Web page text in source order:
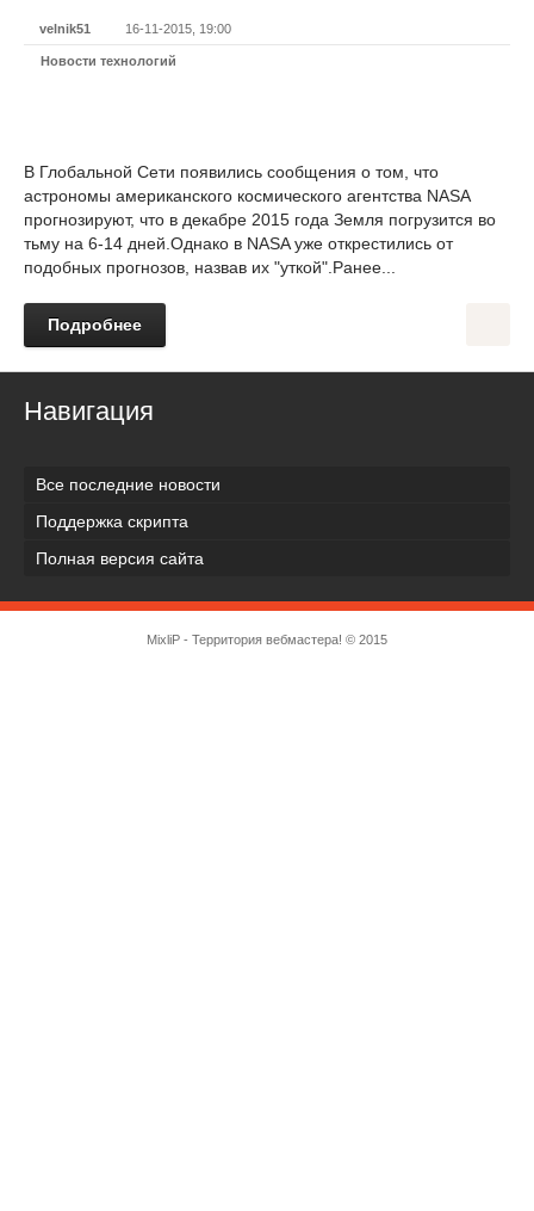
velnik51 16-11-2015, 19:00
Новости технологий
В Глобальной Сети появились сообщения о том, что
астрономы американского космического агентства NASA
прогнозируют, что в декабре 2015 года Земля погрузится во
тьму на 6-14 дней.Однако в NASA уже открестились от
подобных прогнозов, назвав их "уткой".Ранее...
Подробнее
Навигация
Все последние новости
Поддержка скрипта
Полная версия сайта
MixliP - Территория вебмастера! © 2015